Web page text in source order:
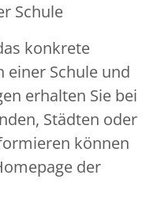
Schule
konkrete
einer Schule und
erhalten Sie bei
Städten oder
können
der